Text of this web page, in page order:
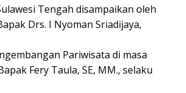
Tengah disampaikan oleh
Drs. I Nyoman Sriadijaya,
Pariwisata di masa
Fery Taula, SE, MM., selaku